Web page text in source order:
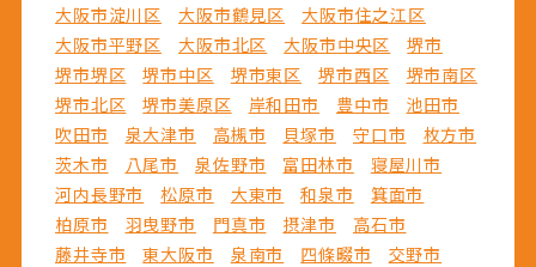
大阪市淀川区
大阪市鶴見区
大阪市住之江区
大阪市平野区
大阪市北区 大阪市中央区
堺市
堺市堺区
堺市中区 堺市東区 堺市西区
堺市南区
堺市北区
堺市美原区 岸和田市 豊中市
池田市
吹田市
泉大津市 高槻市 貝塚市 守口市
枚方市
茨木市
八尾市 泉佐野市 富田林市
寝屋川市
河内長野市
松原市 大東市 和泉市
箕面市
柏原市
羽曳野市 門真市 摂津市
高石市
藤井寺市
東大阪市 泉南市 四條畷市
交野市